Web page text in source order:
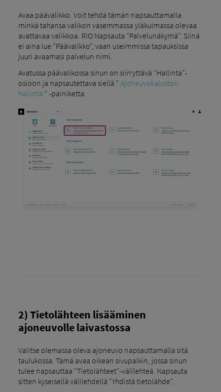
Avaa päävalikko. Voit tehdä tämän napsauttamalla
minkä tahansa valikon vasemmassa yläkulmassa olevaa
avattavaa valikkoa. RIO Napsauta "Palvelunäkymä". Siinä
ei aina lue "Päävalikko", vaan useimmissa tapauksissa
juuri avaamasi palvelun nimi.
Avatussa päävalikossa sinun on siirryttävä "Hallinta"-
osioon ja napsautettava siellä " Ajoneuvokaluston
hallinta " -painiketta.
2) Tietolähteen lisääminen
ajoneuvolle laivastossa
Valitse olemassa oleva ajoneuvo napsauttamalla sitä
taulukossa. Tämä avaa oikean sivupalkin, jossa sinun
tulee napsauttaa "Tietolähteet"-välilehteä. Napsauta
sitten kyseisellä välilehdellä "Yhdistä tietolähde".